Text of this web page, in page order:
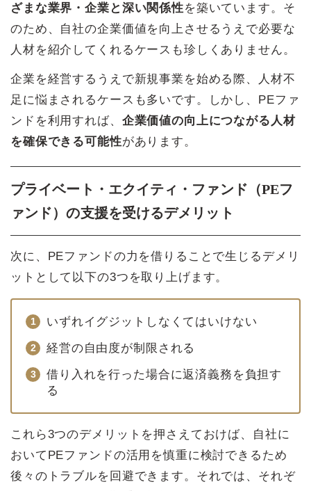
ざまな業界・企業と深い関係性を築いています。そ
のため、自社の企業価値を向上させるうえで必要な
人材を紹介してくれるケースも珍しくありません。
企業を経営するうえで新規事業を始める際、人材不
足に悩まされるケースも多いです。しかし、PEファ
ンドを利用すれば、 企業価値の向上につながる人材
を確保できる可能性があります。
プライベート・エクイティ・ファンド（PEフ
ァンド）の支援を受けるデメリット
次に、PEファンドの力を借りることで生じるデメリ
ットとして以下の3つを取り上げます。
いずれイグジットしなくてはいけない
経営の自由度が制限される
借り入れを行った場合に返済義務を負担す
る
これら3つのデメリットを押さえておけば、自社に
おいてPEファンドの活用を慎重に検討できるため
後々のトラブルを回避できます。それでは、それぞ